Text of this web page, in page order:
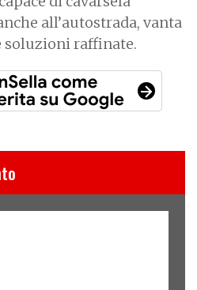
all’autostrada, vanta
soluzioni raffinate.